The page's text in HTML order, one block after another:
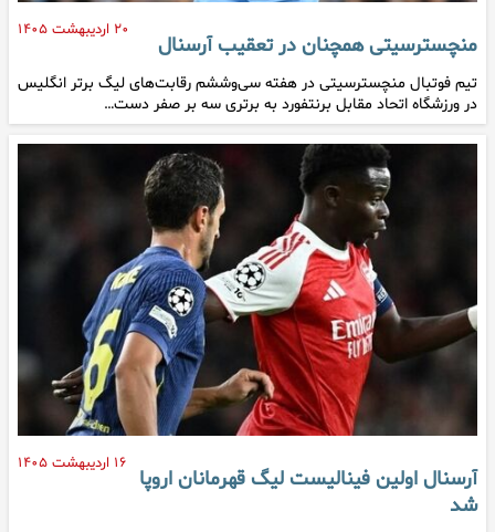
۲۰ اردیبهشت ۱۴۰۵
منچسترسیتی همچنان در تعقیب آرسنال
تیم فوتبال منچسترسیتی در هفته سی‌وششم رقابت‌های لیگ برتر انگلیس
در ورزشگاه اتحاد مقابل برنتفورد به برتری سه بر صفر دست…
۱۶ اردیبهشت ۱۴۰۵
آرسنال اولین فینالیست لیگ قهرمانان اروپا
شد